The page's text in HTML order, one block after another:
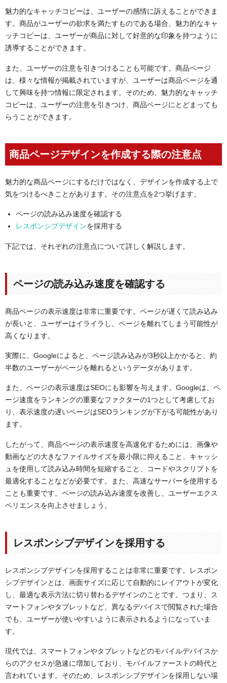
魅力的なキャッチコピーは、ユーザーの感情に訴えることができま
す。商品がユーザーの欲求を満たすものである場合、魅力的なキャ
ッチコピーは、ユーザーが商品に対して好意的な印象を持つように
誘導することができます。
また、ユーザーの注意を引きつけることも可能です。商品ページ
は、様々な情報が掲載されていますが、ユーザーは商品ページを通
して興味を持つ情報に限定されます。そのため、魅力的なキャッチ
コピーは、ユーザーの注意を引きつけ、商品ページにとどまっても
らうことができます。
商品ページデザインを作成する際の注意点
魅力的な商品ページにするだけではなく、デザインを作成する上で
気をつけるべきことがあります。その注意点を2つ挙げます。
ページの読み込み速度を確認する
レスポンシブデザインを採用する
下記では、それぞれの注意点について詳しく解説します。
ページの読み込み速度を確認する
商品ページの表示速度は非常に重要です。ページが遅くて読み込み
が長いと、ユーザーはイライラし、ページを離れてしまう可能性が
高くなります。
実際に、Googleによると、ページ読み込みが3秒以上かかると、約
半数のユーザーがページを離れるというデータがあります。
また、ページの表示速度はSEOにも影響を与えます。Googleは、ペ
ージ速度をランキングの重要なファクターの1つとして考慮してお
り、表示速度の遅いページはSEOランキングが下がる可能性があり
ます。
したがって、商品ページの表示速度を高速化するためには、画像や
動画などの大きなファイルサイズを最小限に抑えること、キャッシ
ュを使用して読み込み時間を短縮すること、コードやスクリプトを
最適化することなどが必要です。また、高速なサーバーを使用する
ことも重要です。ページの読み込み速度を改善し、ユーザーエクス
ペリエンスを向上させましょう。
レスポンシブデザインを採用する
レスポンシブデザインを採用することは非常に重要です。レスポン
シブデザインとは、画面サイズに応じて自動的にレイアウトが変化
し、最適な表示方法に切り替わるデザインのことです。つまり、ス
マートフォンやタブレットなど、異なるデバイスで閲覧された場合
でも、ユーザーが使いやすいように表示されるようになっていま
す。
現代では、スマートフォンやタブレットなどのモバイルデバイスか
らのアクセスが急速に増加しており、モバイルファーストの時代と
言われています。そのため、レスポンシブデザインを採用しない場